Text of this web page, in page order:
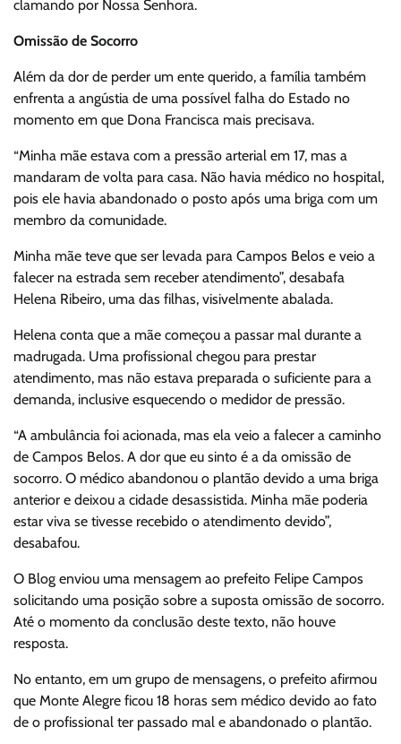
clamando por Nossa Senhora.
Omissão de Socorro
Além da dor de perder um ente querido, a família também
enfrenta a angústia de uma possível falha do Estado no
momento em que Dona Francisca mais precisava.
“Minha mãe estava com a pressão arterial em 17, mas a
mandaram de volta para casa. Não havia médico no hospital,
pois ele havia abandonado o posto após uma briga com um
membro da comunidade.
Minha mãe teve que ser levada para Campos Belos e veio a
falecer na estrada sem receber atendimento”, desabafa
Helena Ribeiro, uma das filhas, visivelmente abalada.
Helena conta que a mãe começou a passar mal durante a
madrugada. Uma profissional chegou para prestar
atendimento, mas não estava preparada o suficiente para a
demanda, inclusive esquecendo o medidor de pressão.
“A ambulância foi acionada, mas ela veio a falecer a caminho
de Campos Belos. A dor que eu sinto é a da omissão de
socorro. O médico abandonou o plantão devido a uma briga
anterior e deixou a cidade desassistida. Minha mãe poderia
estar viva se tivesse recebido o atendimento devido”,
desabafou.
O Blog enviou uma mensagem ao prefeito Felipe Campos
solicitando uma posição sobre a suposta omissão de socorro.
Até o momento da conclusão deste texto, não houve
resposta.
No entanto, em um grupo de mensagens, o prefeito afirmou
que Monte Alegre ficou 18 horas sem médico devido ao fato
de o profissional ter passado mal e abandonado o plantão.